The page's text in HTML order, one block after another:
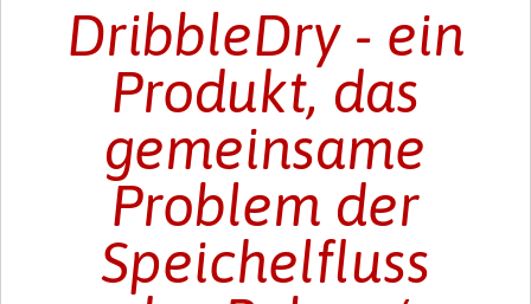
DribbleDry - ein
Produkt, das
gemeinsame
Problem der
Speichelfluss